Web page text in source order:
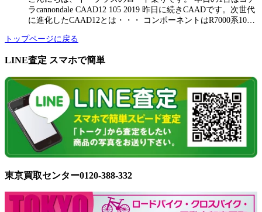
ラcannondale CAAD12 105 2019 昨日に続きCAADです。次世代
に進化したCAAD12とは・・・ コンポーネントはR7000系10…
トップページに戻る
LINE査定 スマホで簡単
東京買取センター0120-388-332